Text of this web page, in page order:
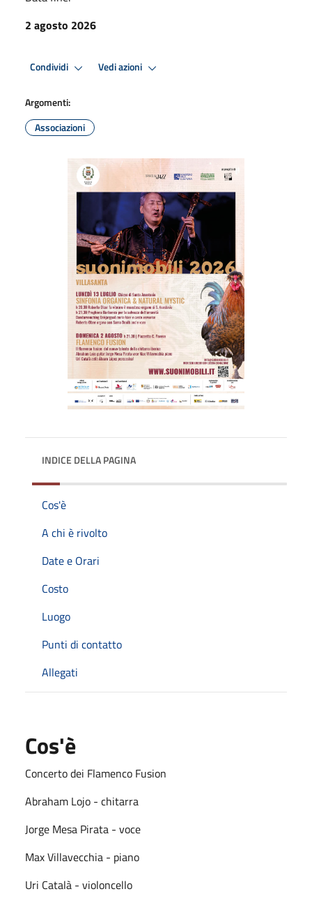
2 agosto 2026
Condividi Vedi azioni
Argomenti:
Associazioni
INDICE DELLA PAGINA
Cos'è
A chi è rivolto
Date e Orari
Costo
Luogo
Punti di contatto
Allegati
Cos'è
Concerto dei Flamenco Fusion
Abraham Lojo - chitarra
Jorge Mesa Pirata - voce
Max Villavecchia - piano
Uri Català - violoncello